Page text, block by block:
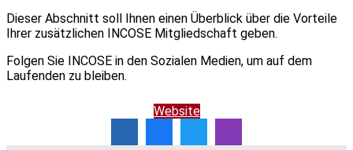
Dieser Abschnitt soll Ihnen einen Überblick über die Vorteile
Ihrer zusätzlichen INCOSE Mitgliedschaft geben.
Folgen Sie INCOSE in den Sozialen Medien, um auf dem
Laufenden zu bleiben.
Website